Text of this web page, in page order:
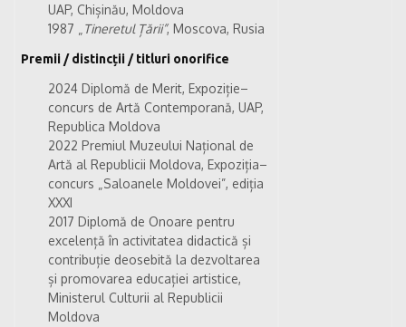
UAP, Chișinău, Moldova
1987 „
Tineretul Țării”, Moscova, Rusia
Premii / distincții / titluri onorifice
2024 Diplomă de Merit, Expoziție–
concurs de Artă Contemporană, UAP,
Republica Moldova
2022 Premiul Muzeului Național de
Artă al Republicii Moldova, Expoziția–
concurs „Saloanele Moldovei”, ediția
XXXI
2017 Diplomă de Onoare pentru
excelență în activitatea didactică și
contribuție deosebită la dezvoltarea
și promovarea educației artistice,
Ministerul Culturii al Republicii
Moldova